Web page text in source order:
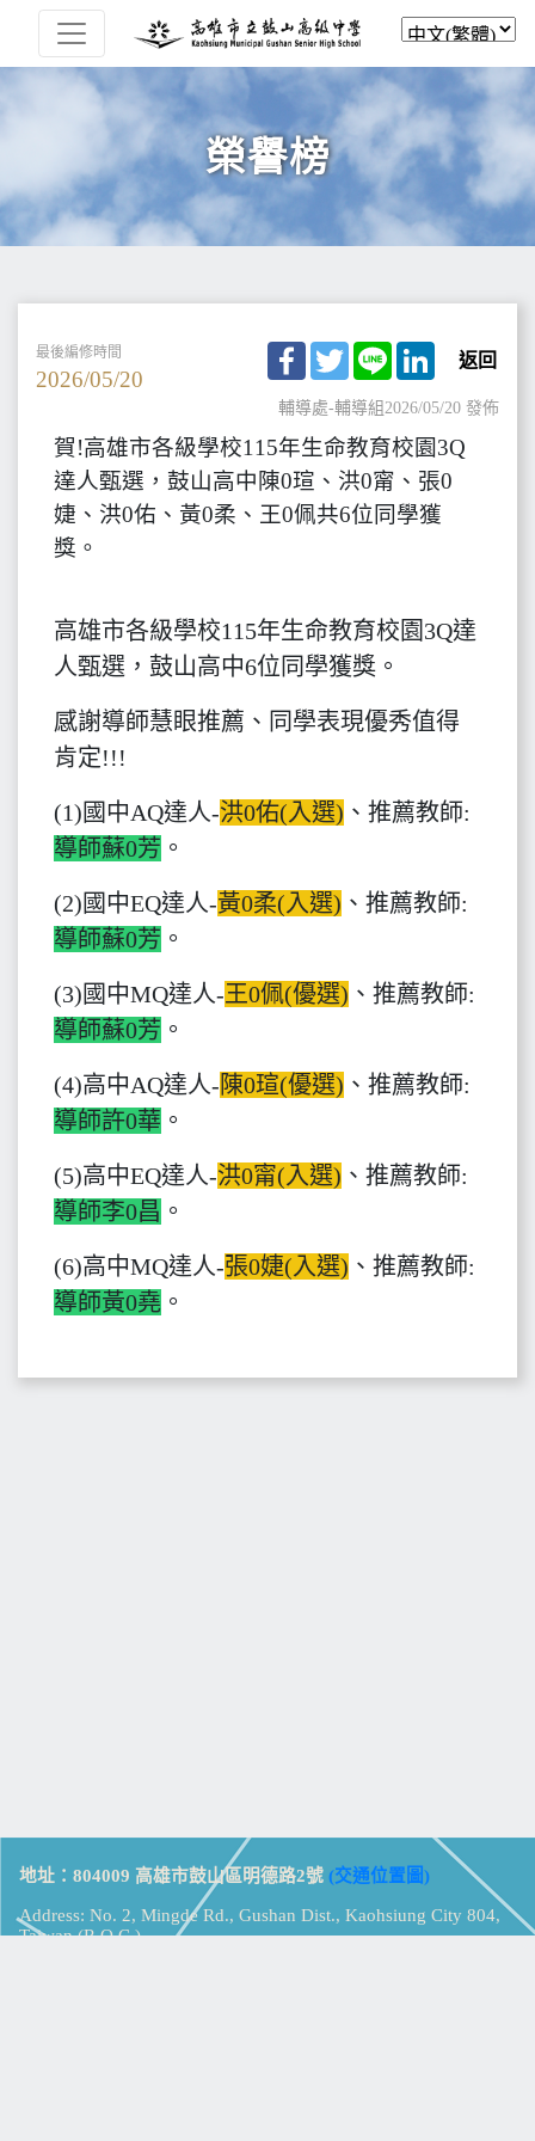
榮譽榜
最後編修時間
2026/05/20
Facebook
TwitterLine LinkedIn
返回
輔導處-輔導組2026/05/20 發佈
賀!高雄市各級學校115年生命教育校園3Q
達人甄選，鼓山高中陳0瑄、洪0甯、張0
婕、洪0佑、黃0柔、王0佩共6位同學獲
獎。
高雄市各級學校115年生命教育校園3Q達
人甄選，鼓山高中6位同學獲獎。
感謝導師慧眼推薦、同學表現優秀值得
肯定!!!
(1)國中AQ達人-洪0佑(入選) 、推薦教師:
導師蘇0芳 。
(2)國中EQ達人-黃0柔(入選) 、推薦教師:
導師蘇0芳 。
(3)國中MQ達人-王0佩(優選) 、推薦教師:
導師蘇0芳 。
(4)高中AQ達人-陳0瑄(優選) 、推薦教師:
導師許0華 。
(5)高中EQ達人-洪0甯(入選) 、推薦教師:
導師李0昌 。
(6)高中MQ達人-張0婕(入選) 、推薦教師:
導師黃0堯 。
地址：804009 高雄市鼓山區明德路2號 (交通位置圖)
Address: No. 2, Mingde Rd., Gushan Dist., Kaohsiung City 804,
Taiwan (R.O.C.)